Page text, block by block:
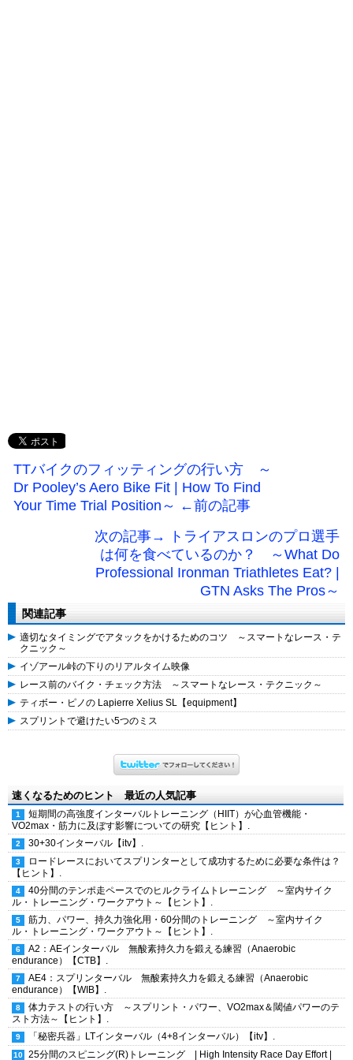
TTバイクのフィッティングの行い方 ～
Dr Pooley’s Aero Bike Fit | How To Find
Your Time Trial Position～ ←前の記事
次の記事→ トライアスロンのプロ選手
は何を食べているのか？ ～What Do
Professional Ironman Triathletes Eat? |
GTN Asks The Pros～
関連記事
適切なタイミングでアタックをかけるためのコツ ～スマートなレース・テ
クニック～
イゾアール峠の下りのリアルタイム映像
レース前のバイク・チェック方法 ～スマートなレース・テクニック～
ティボー・ピノの Lapierre Xelius SL【equipment】
スプリントで避けたい5つのミス
速くなるためのヒント 最近の人気記事
短期間の高強度インターバルトレーニング（HIIT）が心血管機能・
VO2max・筋力に及ぼす影響についての研究【ヒント】.
30+30インターバル【itv】.
ロードレースにおいてスプリンターとして成功するために必要な条件は？
【ヒント】.
40分間のテンポ走ペースでのヒルクライムトレーニング ～室内サイク
ル・トレーニング・ワークアウト～【ヒント】.
筋力、パワー、持久力強化用・60分間のトレーニング ～室内サイク
ル・トレーニング・ワークアウト～【ヒント】.
A2：AEインターバル 無酸素持久力を鍛える練習（Anaerobic
endurance）【CTB】.
AE4：スプリンターバル 無酸素持久力を鍛える練習（Anaerobic
endurance）【WIB】.
体力テストの行い方 ～スプリント・パワー、VO2max＆閾値パワーのテ
スト方法～【ヒント】.
「秘密兵器」LTインターバル（4+8インターバル）【itv】.
25分間のスピニング(R)トレーニング | High Intensity Race Day Effort |